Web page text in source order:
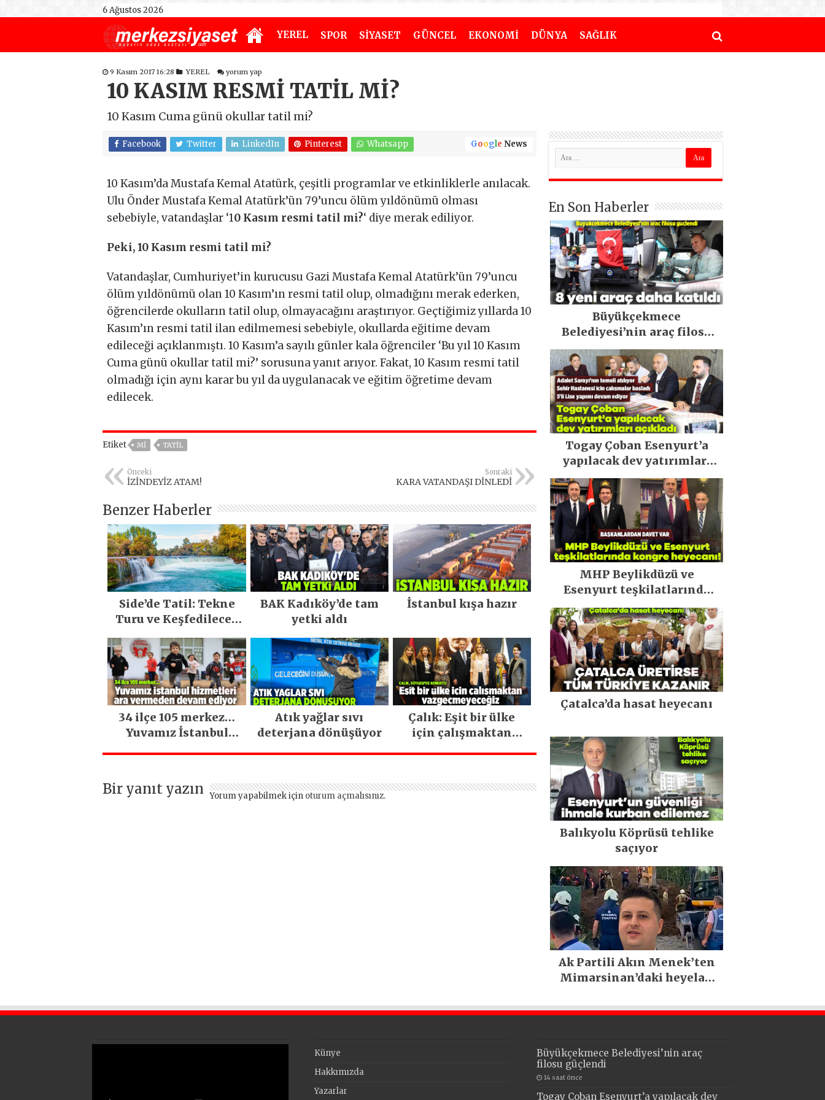
6 Ağustos 2026
YEREL SPOR SİYASET GÜNCEL EKONOMİ DÜNYA SAĞLIK
9 Kasım 2017 16:28 YEREL yorum yap
10 KASIM RESMİ TATİL Mİ?
10 Kasım Cuma günü okullar tatil mi?
Facebook Twitter LinkedIn Pinterest Whatsapp Google News
10 Kasım’da Mustafa Kemal Atatürk, çeşitli programlar ve etkinliklerle anılacak.
Ulu Önder Mustafa Kemal Atatürk’ün 79’uncu ölüm yıldönümü olması
sebebiyle, vatandaşlar ‘10 Kasım resmi tatil mi?‘ diye merak ediliyor.
Peki, 10 Kasım resmi tatil mi?
Vatandaşlar, Cumhuriyet’in kurucusu Gazi Mustafa Kemal Atatürk’ün 79’uncu
ölüm yıldönümü olan 10 Kasım’ın resmi tatil olup, olmadığını merak ederken,
öğrencilerde okulların tatil olup, olmayacağını araştırıyor. Geçtiğimiz yıllarda 10
Kasım’ın resmi tatil ilan edilmemesi sebebiyle, okullarda eğitime devam
edileceği açıklanmıştı. 10 Kasım’a sayılı günler kala öğrenciler ‘Bu yıl 10 Kasım
Cuma günü okullar tatil mi?’ sorusuna yanıt arıyor. Fakat, 10 Kasım resmi tatil
olmadığı için aynı karar bu yıl da uygulanacak ve eğitim öğretime devam
edilecek.
Etiket MI TATIL
Önceki
İZİNDEYİZ ATAM!
Sonraki
KARA VATANDAŞI DİNLEDİ
Benzer Haberler
Side’de Tatil: Tekne
Turu ve Keşfedilecek
BAK Kadıköy’de tam
yetki aldı
İstanbul kışa hazır
34 ilçe 105 merkez…
Yuvamız İstanbul
Atık yağlar sıvı
deterjana dönüşüyor
Çalık: Eşit bir ülke
için çalışmaktan
Bir yanıt yazın Yorum yapabilmek için oturum açmalısınız.
En Son Haberler
Büyükçekmece
Belediyesi’nin araç filosu
güçlendi
Togay Çoban Esenyurt’a
yapılacak dev yatırımları
açıkladı
MHP Beylikdüzü ve
Esenyurt teşkilatlarında
kongre heyecanı!
Çatalca’da hasat heyecanı
Balıkyolu Köprüsü tehlike
saçıyor
Ak Partili Akın Menek’ten
Mimarsinan’daki heyelan
Künye
Hakkımızda
Yazarlar
Büyükçekmece Belediyesi’nin araç
filosu güçlendi
14 saat önce
Togay Çoban Esenyurt’a yapılacak dev